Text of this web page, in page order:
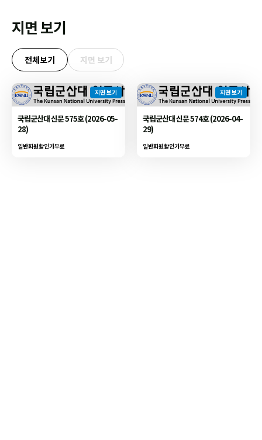
지면 보기
전체보기 지면 보기
지면 보기
국립군산대 신문 575호 (2026-05-
28)
일반회원할인가무료
지면 보기
국립군산대 신문 574호 (2026-04-
29)
일반회원할인가무료